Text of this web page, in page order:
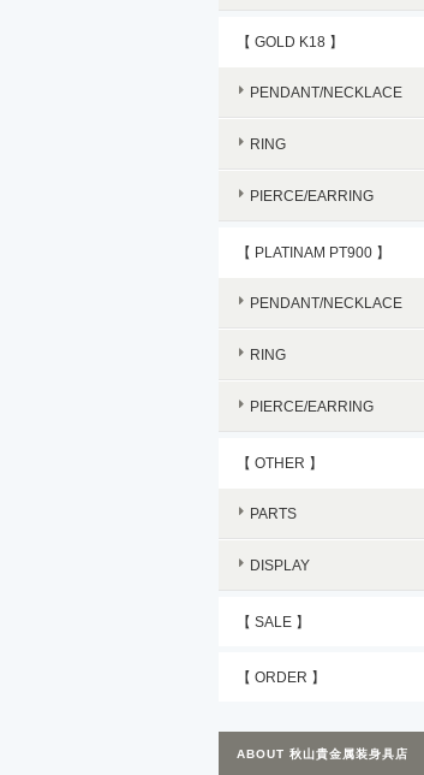
【 GOLD K18 】
PENDANT/NECKLACE
RING
PIERCE/EARRING
【 PLATINAM PT900 】
PENDANT/NECKLACE
RING
PIERCE/EARRING
【 OTHER 】
PARTS
DISPLAY
【 SALE 】
【 ORDER 】
ABOUT 秋山貴金属装身具店